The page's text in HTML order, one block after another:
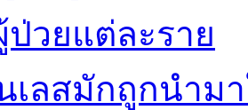
ป่วยแต่ละราย
เลสมักถูกนำม